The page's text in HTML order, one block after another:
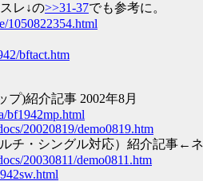
レ↓の>>31-37でも参考に。
1050822354.html
bftact.htm
)紹介記事 2002年8月
bf1942mp.html
20020819/demo0819.htm
・シングル対応）紹介記事←ネ
20030811/demo0811.htm